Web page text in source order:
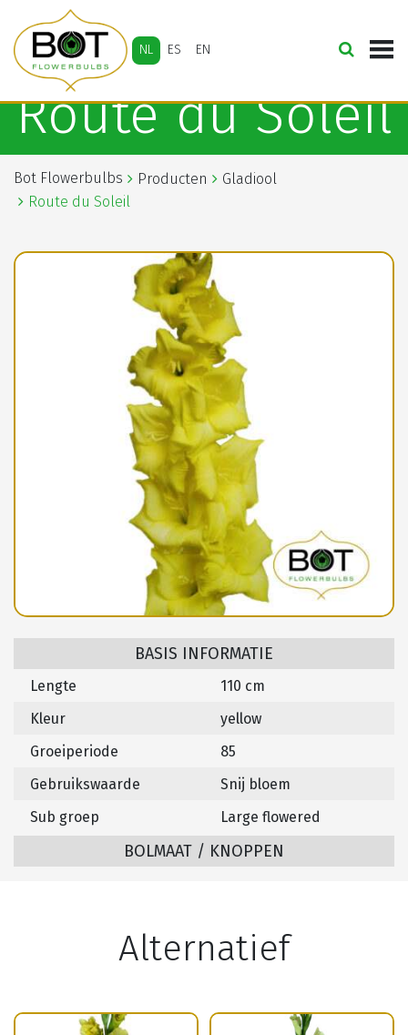
NL ES EN
Route du Soleil
Bot Flowerbulbs Producten
Gladiool
Route du Soleil
BASIS INFORMATIE
Lengte
110 cm
Kleur
yellow
Groeiperiode
85
Gebruikswaarde
Snij bloem
Sub groep
Large flowered
BOLMAAT / KNOPPEN
Alternatief